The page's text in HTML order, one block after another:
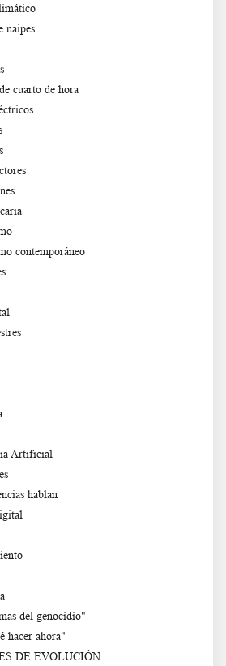
naipes
cuarto de hora
contemporáneo
Artificial
hablan
del genocidio"
hacer ahora"
DE EVOLUCIÓN